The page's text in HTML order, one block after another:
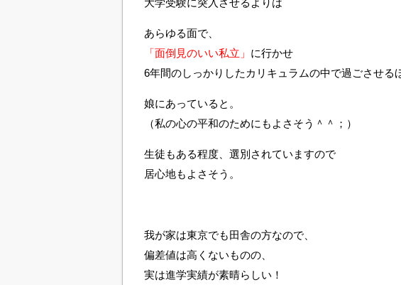
大学受験に突入させるよりは
あらゆる面で、
「面倒見のいい私立」 に行かせ
6年間のしっかりしたカリキュラムの中で過ごさせる
娘にあっていると。
（私の心の平和のためにもよさそう＾＾；）
生徒もある程度、選別されていますので
居心地もよさそう。
我が家は東京でも田舎の方なので、
偏差値は高くないものの、
実は進学実績が素晴らしい！